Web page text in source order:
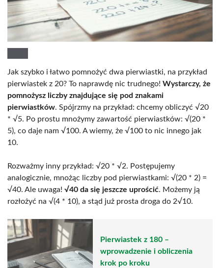
Jak szybko i łatwo pomnożyć dwa pierwiastki, na przykład
pierwiastek z 20? To naprawdę nic trudnego! Wystarczy, że
pomnożysz liczby znajdujące się pod znakami
pierwiastków. Spójrzmy na przykład: chcemy obliczyć √20
* √5. Po prostu mnożymy zawartość pierwiastków: √(20 *
5), co daje nam √100. A wiemy, że √100 to nic innego jak
10.
Rozważmy inny przykład: √20 * √2. Postępujemy
analogicznie, mnożąc liczby pod pierwiastkami: √(20 * 2) =
√40. Ale uwaga! √40 da się jeszcze uprościć. Możemy ją
rozłożyć na √(4 * 10), a stąd już prosta droga do 2√10.
Pierwiastek z 180 –
wprowadzenie i obliczenia
krok po kroku